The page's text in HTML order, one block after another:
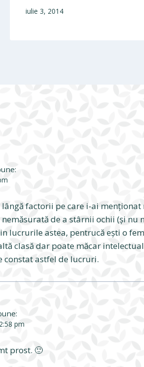
iulie 3, 2014
factorii pe care i-ai
de a stârnii ochii (şi nu
lucrurile astea, pentrucă eşti o
clasă dar poate măcar
constat astfel de lucruri.
pm
prost. 🙂